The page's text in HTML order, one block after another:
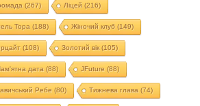
(267) Ліцей (216)
Тора (188) Жіночий клуб (149)
(108) Золотий вік(105)
дата (88) JFuture (88)
Ребе (80) Тижнева глава (74)